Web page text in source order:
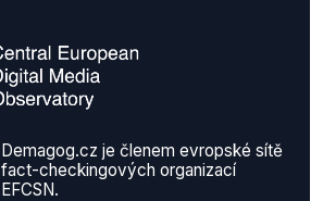
Demagog.cz je členem evropské sítě
fact-checkingových organizací
EFCSN.